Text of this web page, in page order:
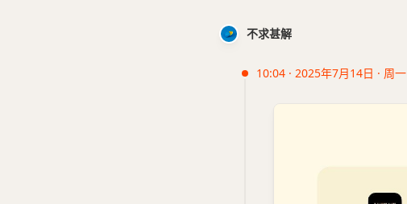
不求甚解
10:04 · 2025年7月14日 · 周一